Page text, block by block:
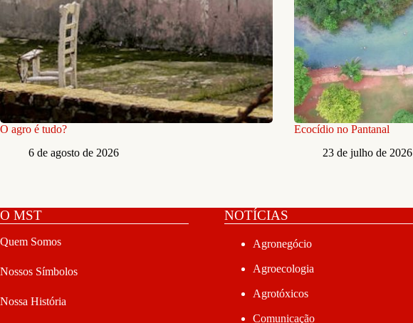
O agro é tudo?
6 de agosto de 2026
Ecocídio no Pantanal
23 de julho de 2026
O MST
Quem Somos
Nossos Símbolos
Nossa História
NOTÍCIAS
Agronegócio
Agroecologia
Agrotóxicos
Comunicação